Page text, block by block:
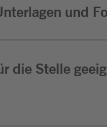
und
die Stelle